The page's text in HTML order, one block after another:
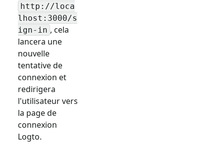
http://loca
lhost:3000/s
ign-in , cela
lancera une
nouvelle
tentative de
connexion et
redirigera
l'utilisateur vers
la page de
connexion
Logto.